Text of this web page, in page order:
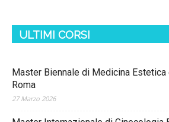
ULTIMI CORSI
Master Biennale di Medicina Estetica
Roma
27 Marzo 2026